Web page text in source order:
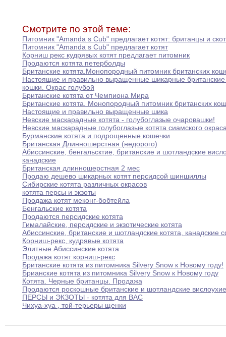
Смотрите по этой теме:
Питомник "Amanda s Cub" предлагает котят: британцы и
Питомник "Amanda s Cub" предлагает котят
Корниш рекс кудрявых котят предлагает питомник
Продаются котята петерболды
Британские котята.Монопородный питомник британских
Настоящие и правильно выращенные шикарные британские
кошки. Окрас голубой
Британские котята от Чемпиона Мира
Британские котята. Монопородный питомник британских
Настоящие и правильно выращенные шика
Невские маскарадные котята - голубоглазые очаровашки!
Невские маскарадные голубоглазые котята сиамского
Бурманские котята и подрощенные кошечки
Британская Длинношерстная (недорого)
Абиссинские, бенгальсктие, британские и шотландские
канадские
Британская длинношерстная 2 мес
Продаю дешево шикарных котят персидсой шиншиллы
Сибирские котята различных окрасов
котята персы и экзоты
Продажа котят меконг-бобтейла
Бенгальские котята
Продаются персидские котята
Гималайские, персидские и экзотические котята
Абиссинские, британские и шотландские котята, канадские
Корниш-рекс, кудрявые котята
Элитные Абиссинские котята
Продажа котят корниш-рекс
Британские котята из питомника Silvery Snow к Новому году!
Брианские котята из питомника Silvery Snow к Новому году
Котята. Черные британцы. Продажа
Продаются роскошные британские и шотландские
ПЕРСЫ и ЭКЗОТЫ - котята для ВАС
Чихуа-хуа , той-терьеры щенки